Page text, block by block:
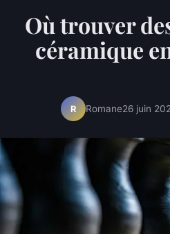
Où trouver
céramique
R Romane26 juin